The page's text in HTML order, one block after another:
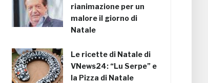
rianimazione per un
malore il giorno di
Natale
Le ricette di Natale di
VNews24: “Lu Serpe” e
la Pizza di Natale